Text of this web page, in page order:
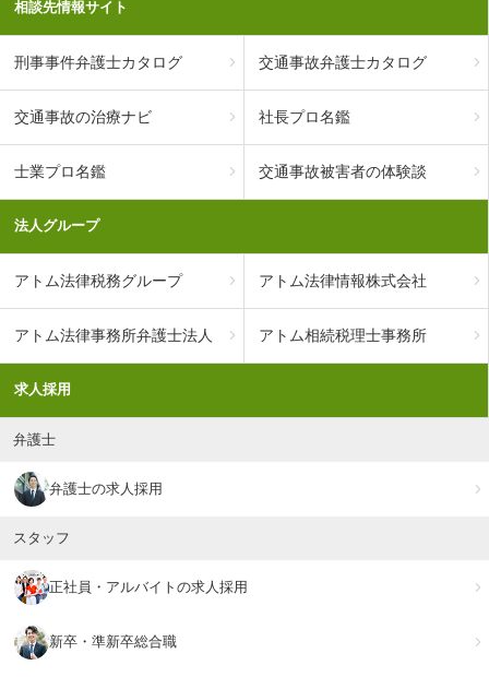
相談先情報サイト
刑事事件弁護士カタログ 交通事故弁護士カタログ
交通事故の治療ナビ 社長プロ名鑑
士業プロ名鑑 交通事故被害者の体験談
法人グループ
アトム法律税務グループ アトム法律情報株式会社
アトム法律事務所弁護士法人 アトム相続税理士事務所
求人採用
弁護士
弁護士の求人採用
スタッフ
正社員・アルバイトの求人採用
新卒・準新卒総合職